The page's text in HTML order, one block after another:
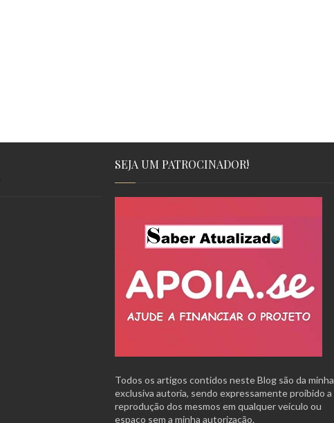
SEJA UM PATROCINADOR!
Todos os artigos contidos neste Blog são da minha
exclusiva autoria, sendo expressamente proibido a
reprodução dos mesmos em qualquer veículo ou
espaço sem a minha autorização.